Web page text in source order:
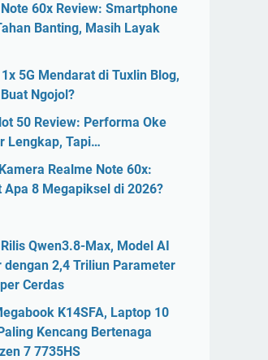
60x Review: Smartphone
Banting, Masih Layak
5G Mendarat di Tuxlin Blog,
Ngojol?
50 Review: Performa Oke
Lengkap, Tapi…
Realme Note 60x:
Apa 8 Megapiksel di 2026?
Qwen3.8-Max, Model AI
dengan 2,4 Triliun Parameter
Cerdas
K14SFA, Laptop 10
Kencang Bertenaga
7 7735HS